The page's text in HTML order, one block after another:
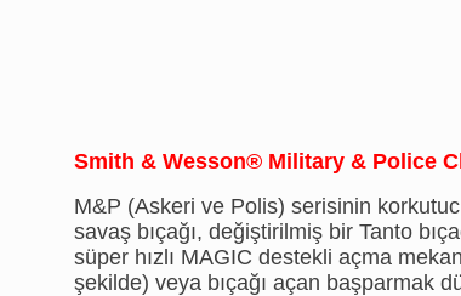
Smith & Wesson® Military & Police
M&P (Askeri ve Polis) serisinin
savaş bıçağı, değiştirilmiş bir Tanto
süper hızlı MAGIC destekli açma
şekilde) veya bıçağı açan başparmak